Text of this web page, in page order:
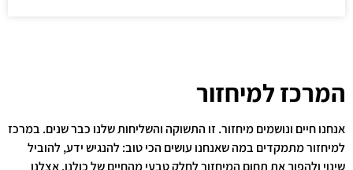
המרכז למיחזור
אנחנו חיים ונושמים מיחזור. זו התשוקה והשליחות שלנו כבר שנים. במרכז
למיחזור מתמקדים במה שאנחנו עושים הכי טוב: להנגיש ידע, להוביל
שינוי ולהפוך את תחום המיחזור לחלק טבעי מהחיים של כולנו. אצלנו